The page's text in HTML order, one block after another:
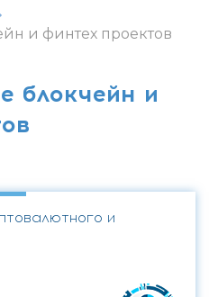
и финтех проектов
блокчейн и
и